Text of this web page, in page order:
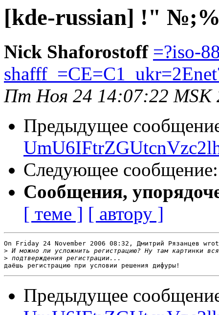
[kde-russian] !"
Nick Shaforostoff =?iso-
Пт Ноя 24 14:07:22 MSK
Предыдущее
Следующее
Сообщения,
[ теме ] [ автору ]
On Friday 24 November 2006 08:32, Дмитрий Рязанцев
>
>
Предыдущее